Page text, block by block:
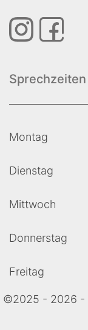
Sprechzeiten
Montag
Dienstag
Mittwoch
Donnerstag
Freitag
©2025 - 2026 -